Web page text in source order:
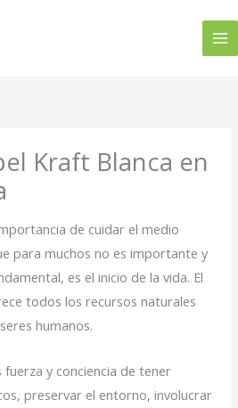
Kraft Blanca en
de cuidar el medio
para muchos no es importante y
es el inicio de la vida. El
todos los recursos naturales
humanos.
y conciencia de tener
preservar el entorno, involucrar